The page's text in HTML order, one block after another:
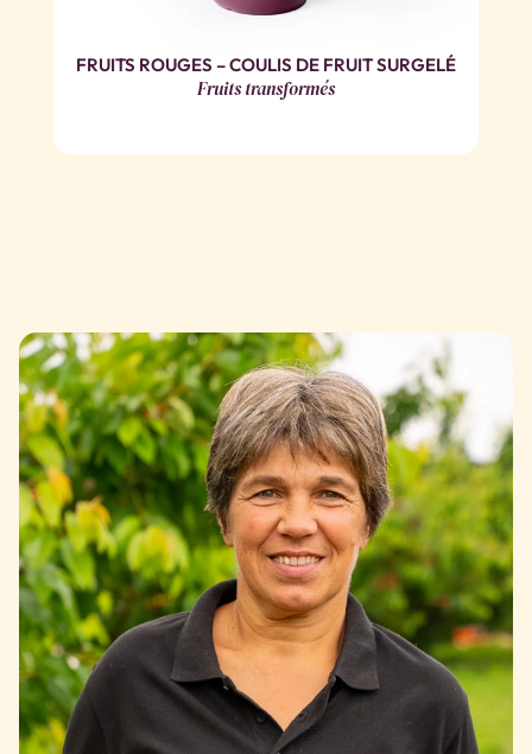
FRUITS ROUGES – COULIS DE FRUIT SURGELÉ
Fruits transformés